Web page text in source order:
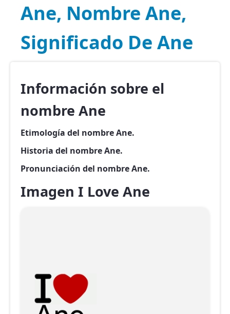
Ane, Nombre Ane,
Significado De Ane
Información sobre el
nombre Ane
Etimología del nombre Ane.
Historia del nombre Ane.
Pronunciación del nombre Ane.
Imagen I Love Ane